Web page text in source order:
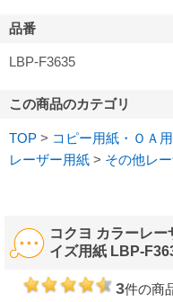
品番
LBP-F3635
この商品のカテゴリ
TOP > コピー用紙・ＯＡ
レーザー用紙 > その他レ
コクヨ カラーレ
イズ用紙 LBP-
3件の商